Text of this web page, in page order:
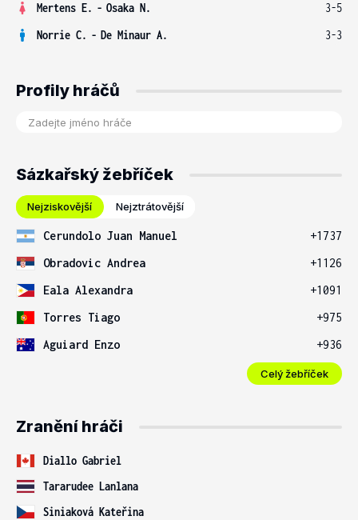
Mertens E. - Osaka N.
3-5
Norrie C. - De Minaur A. 3-3
Profily hráčů
Sázkařský žebříček
Nejziskovější Nejztrátovější
Cerundolo Juan Manuel
+1737
Obradovic Andrea
+1126
Eala Alexandra
+1091
Torres Tiago
+975
Aguiard Enzo
+936
Celý žebříček
Zranění hráči
Diallo Gabriel
Tararudee Lanlana
Siniaková Kateřina